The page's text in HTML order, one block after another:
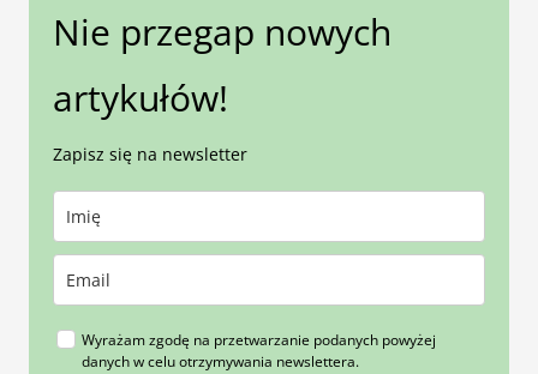
Nie przegap nowych
artykułów!
Zapisz się na newsletter
Wyrażam zgodę na przetwarzanie podanych powyżej
danych w celu otrzymywania newslettera.